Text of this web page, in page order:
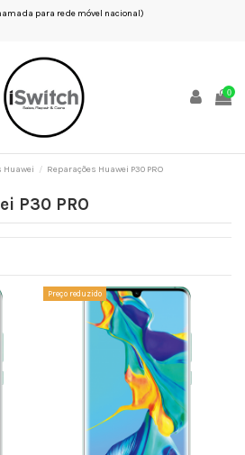
(Chamada para rede móvel nacional)
0
Huawei Reparações Huawei P30 PRO
P30 PRO
Preço reduzido